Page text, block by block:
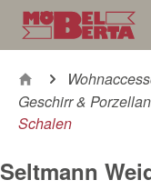
Zum Hauptinhalt
Geschirr & Porzellan
Schalen
Seltmann